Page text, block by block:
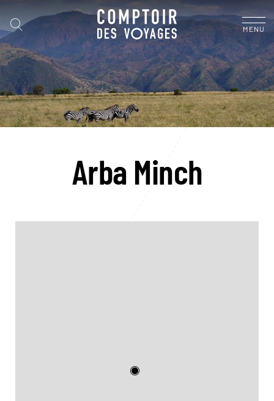
MENU
Arba Minch